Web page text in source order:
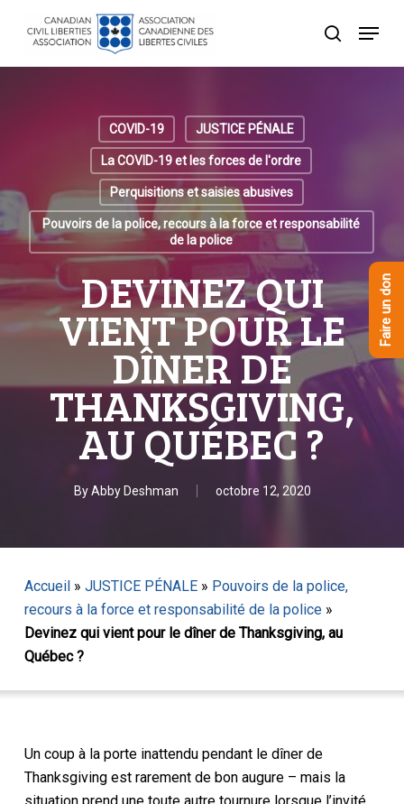
recherche
Menu
COVID-19 JUSTICE PÉNALE
La COVID-19 et les forces de l'ordre
Perquisitions et saisies abusives
Pouvoirs de la police, recours à la force et responsabilité
de la police
DEVINEZ QUI
VIENT POUR LE
DÎNER DE
THANKSGIVING,
AU QUÉBEC ?
By Abby Deshman octobre 12, 2020
Accueil» JUSTICE PÉNALE» Pouvoirs de la police,
recours à la force et responsabilité de la police»
Devinez qui vient pour le dîner de Thanksgiving, au
Québec ?
Un coup à la porte inattendu pendant le dîner de
Thanksgiving est rarement de bon augure – mais la
Faire un don